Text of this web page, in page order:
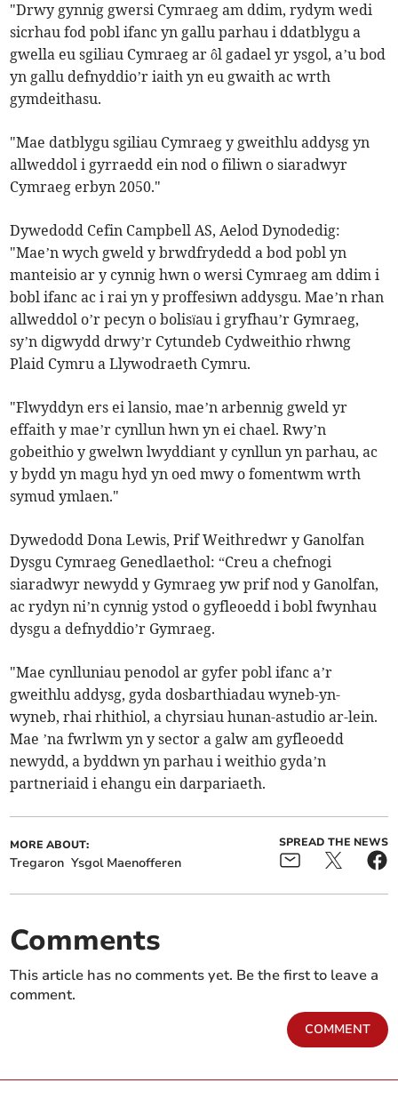
"Drwy gynnig gwersi Cymraeg am ddim, rydym wedi
sicrhau fod pobl ifanc yn gallu parhau i ddatblygu a
gwella eu sgiliau Cymraeg ar ôl gadael yr ysgol, a’u bod
yn gallu defnyddio’r iaith yn eu gwaith ac wrth
gymdeithasu.
"Mae datblygu sgiliau Cymraeg y gweithlu addysg yn
allweddol i gyrraedd ein nod o filiwn o siaradwyr
Cymraeg erbyn 2050."
Dywedodd Cefin Campbell AS, Aelod Dynodedig:
"Mae’n wych gweld y brwdfrydedd a bod pobl yn
manteisio ar y cynnig hwn o wersi Cymraeg am ddim i
bobl ifanc ac i rai yn y proffesiwn addysgu. Mae’n rhan
allweddol o’r pecyn o bolisïau i gryfhau’r Gymraeg,
sy’n digwydd drwy’r Cytundeb Cydweithio rhwng
Plaid Cymru a Llywodraeth Cymru.
"Flwyddyn ers ei lansio, mae’n arbennig gweld yr
effaith y mae’r cynllun hwn yn ei chael. Rwy’n
gobeithio y gwelwn lwyddiant y cynllun yn parhau, ac
y bydd yn magu hyd yn oed mwy o fomentwm wrth
symud ymlaen."
Dywedodd Dona Lewis, Prif Weithredwr y Ganolfan
Dysgu Cymraeg Genedlaethol: “Creu a chefnogi
siaradwyr newydd y Gymraeg yw prif nod y Ganolfan,
ac rydyn ni’n cynnig ystod o gyfleoedd i bobl fwynhau
dysgu a defnyddio’r Gymraeg.
"Mae cynlluniau penodol ar gyfer pobl ifanc a’r
gweithlu addysg, gyda dosbarthiadau wyneb-yn-
wyneb, rhai rhithiol, a chyrsiau hunan-astudio ar-lein.
Mae ’na fwrlwm yn y sector a galw am gyfleoedd
newydd, a byddwn yn parhau i weithio gyda’n
partneriaid i ehangu ein darpariaeth.
MORE ABOUT:
Tregaron Ysgol Maenofferen
SPREAD THE NEWS
Comments
This article has no comments yet. Be the first to leave a
comment.
COMMENT